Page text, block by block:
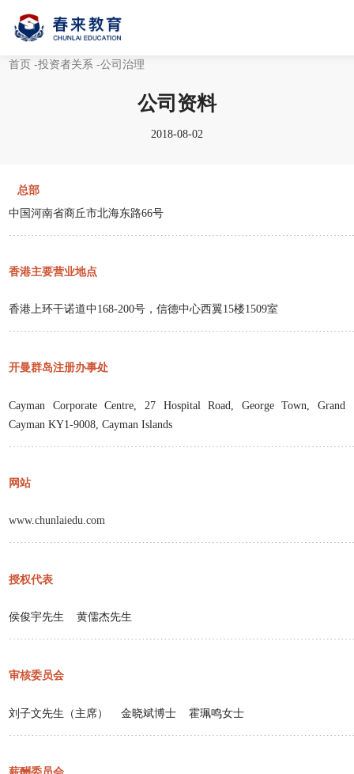
首页 -投资者关系 -公司治理
公司资料
2018-08-02
总部
中国河南省商丘市北海东路66号
香港主要营业地点
香港上环干诺道中168-200号，信德中心西翼15楼1509室
开曼群岛注册办事处
Cayman Corporate Centre, 27 Hospital Road, George Town, Grand
Cayman KY1-9008, Cayman Islands
网站
www.chunlaiedu.com
授权代表
侯俊宇先生
黄儒杰先生
审核委员会
刘子文先生（主席） 金晓斌博士
霍珮鸣女士